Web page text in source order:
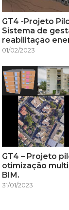
GT4 -Projeto
Sistema de
reabilitação
01/02/2023
GT4 – Projeto
otimização
BIM.
31/01/2023